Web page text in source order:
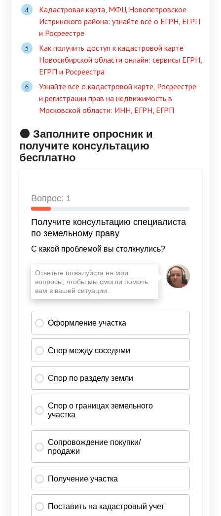
Кадастровая карта, МФЦ Новопетровское
Истринского района: узнайте всё о ЕГРН, ЕГРП
и Росреестре
Как получить доступ к кадастровой карте
Новосибирской области онлайн: сервисы ЕГРН,
ЕГРП и Росреестра
Узнайте всё о кадастровой карте, Росреестре
и регистрации прав на недвижимость в
Московской области: ИНН, ЕГРН, ЕГРП
🟠 Заполните опросник и
получите консультацию
бесплатно